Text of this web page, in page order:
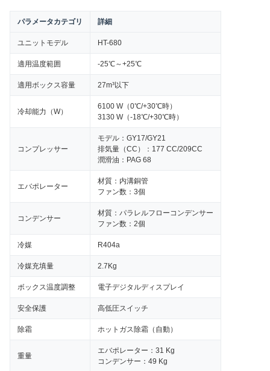
パラメータカテゴリ 詳細
ユニットモデル HT-680
適用温度範囲 -25℃～+25℃
適用ボックス容量 27m³以下
冷却能力（W）
6100 W（0℃/+30℃時）
3130 W（-18℃/+30℃時）
コンプレッサー
モデル：GY17/GY21
排気量（CC）：177 CC/209CC
潤滑油：PAG 68
エバポレーター
材質：内溝銅管
ファン数：3個
コンデンサー
材質：パラレルフローコンデンサー
ファン数：2個
冷媒 R404a
冷媒充填量 2.7Kg
ボックス温度調整 電子デジタルディスプレイ
安全保護 高低圧スイッチ
除霜 ホットガス除霜（自動）
重量
エバポレーター：31 Kg
コンデンサー：49 Kg